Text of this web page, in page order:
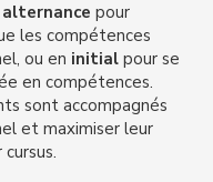
alternance pour
les compétences
ou en initial pour se
en compétences.
sont accompagnés
et maximiser leur